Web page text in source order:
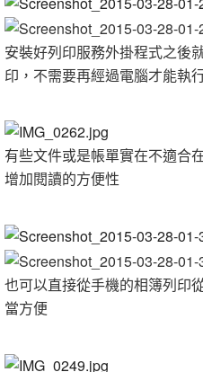
安裝好列印服務外掛程式之後
印，不需要再經過電腦才能執
有些文件或是帳單實在不適合
增加閱讀的方便性
也可以直接從手機的相簿列印
當方便